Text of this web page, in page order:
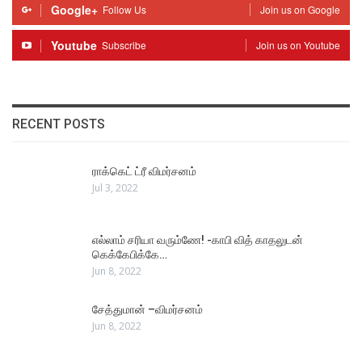
Google+ Follow Us Join us on Google
Youtube Subscribe Join us on Youtube
RECENT POSTS
ராக்கெட் ட்ரீ விமர்சனம்
Jul 3, 2022
எல்லாம் சரியா வரும்ணே! -காபி வித் காதலுடன்
கெக்கேபிக்கே…
Jun 8, 2022
சேத்துமான் –விமர்சனம்
Jun 8, 2022